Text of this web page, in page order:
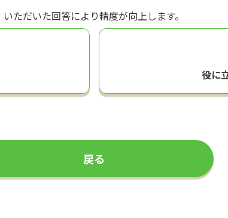
いただいた回答により精度が向上します。
役に
戻る